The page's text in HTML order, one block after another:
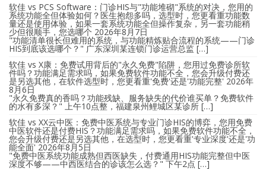
软佳 vs PCS Software：门诊HIS与"功能堆砌"系统的对决，您用的
系统功能全但体验如何？医生抱怨多吗，选型时，您更看重功能数
量还是使用体验，如果一套系统功能全但操作复杂，另一套功能稍
少但很顺手，您选哪个 2026年8月7日
"功能清单很长但难用的系统，与功能精炼贴合流程的系统——门诊
HIS到底该选哪个？" 广东深圳某连锁门诊运营总监 […]
软佳 vs X康：免费试用背后的"永久免费"陷阱，您用过免费诊所软
件吗？功能满足需求吗，如果免费软件功能不全，您会升级付费还
是另选其他，在软件选型时，您更看重'免费'还是'功能完整' 2026年
8月6日
"永久免费真的香吗？功能残缺、服务缺失的代价谁买单？免费软件
的水有多深？" 上午10点整，福建泉州鲤城区某诊所 […]
软佳 vs XX云中医：免费中医系统与专业门诊HIS的博弈，您用免费
中医软件还是付费HIS？功能满足需求吗，如果免费软件功能不全，
您会升级付费还是另选其他，在选型时，您更看重'专业深度'还是'功
能全面' 2026年8月5日
"免费中医系统功能成熟但西医缺失，付费通用HIS功能完整但中医
深度不够——中西医结合的诊该怎么选？" 下午2点 […]